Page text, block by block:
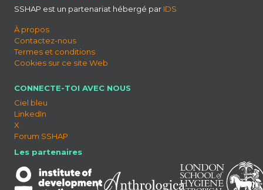
SSHAP est un partenariat hébergé par IDS
À propos
Contactez-nous
Termes et conditions
Cookies sur ce site Web
CONNECTE-TOI AVEC NOUS
Ciel bleu
LinkedIn
X
Forum SSHAP
Les partenaires